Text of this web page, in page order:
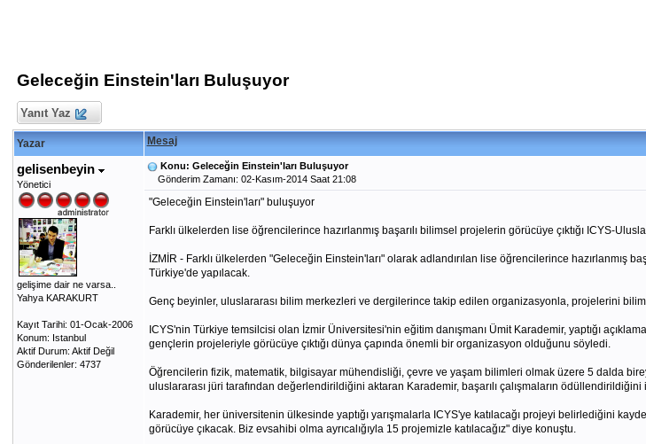
Geleceğin Einstein'ları Buluşuyor
Yanıt Yaz
Yazar Mesaj
gelisenbeyin
Yönetici
gelişime dair ne varsa..
Yahya KARAKURT
Kayıt Tarihi: 01-Ocak-2006
Konum: Istanbul
Aktif Durum: Aktif Değil
Gönderilenler: 4737
Konu: Geleceğin Einstein'ları Buluşuyor
Gönderim Zamanı: 02-Kasım-2014 Saat 21:08
"Geleceğin Einstein'ları" buluşuyor
Farklı ülkelerden lise öğrencilerince hazırlanmış başarılı bilimsel projelerin görücüye çıktığı ICYS-
İZMİR - Farklı ülkelerden "Geleceğin Einstein'ları" olarak adlandırılan lise öğrencilerince hazırlanmış
Türkiye'de yapılacak.
Genç beyinler, uluslararası bilim merkezleri ve dergilerince takip edilen organizasyonla, projelerini
ICYS'nin Türkiye temsilcisi olan İzmir Üniversitesi'nin eğitim danışmanı Ümit Karademir, yaptığı
gençlerin projeleriyle görücüye çıktığı dünya çapında önemli bir organizasyon olduğunu söyledi.
Öğrencilerin fizik, matematik, bilgisayar mühendisliği, çevre ve yaşam bilimleri olmak üzere 5 dalda
uluslararası jüri tarafından değerlendirildiğini aktaran Karademir, başarılı çalışmaların ödüllendirildiğini
Karademir, her üniversitenin ülkesinde yaptığı yarışmalarla ICYS'ye katılacağı projeyi belirlediğini
görücüye çıkacak. Biz evsahibi olma ayrıcalığıyla 15 projemizle katılacağız" diye konuştu.